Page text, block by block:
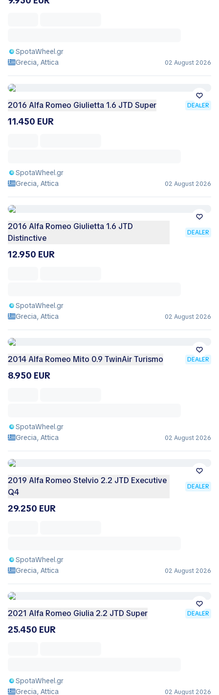
SpotaWheel.gr
Grecia, Attica
02 August 2026
2016 Alfa Romeo Giulietta 1.6 JTD Super DEALER
11.450 EUR
SpotaWheel.gr
Grecia, Attica
02 August 2026
2016 Alfa Romeo Giulietta 1.6 JTD
Distinctive
DEALER
12.950 EUR
SpotaWheel.gr
Grecia, Attica
02 August 2026
2014 Alfa Romeo Mito 0.9 TwinAir Turismo DEALER
8.950 EUR
SpotaWheel.gr
Grecia, Attica
02 August 2026
2019 Alfa Romeo Stelvio 2.2 JTD Executive
Q4
DEALER
29.250 EUR
SpotaWheel.gr
Grecia, Attica
02 August 2026
2021 Alfa Romeo Giulia 2.2 JTD Super DEALER
25.450 EUR
SpotaWheel.gr
Grecia, Attica
02 August 2026